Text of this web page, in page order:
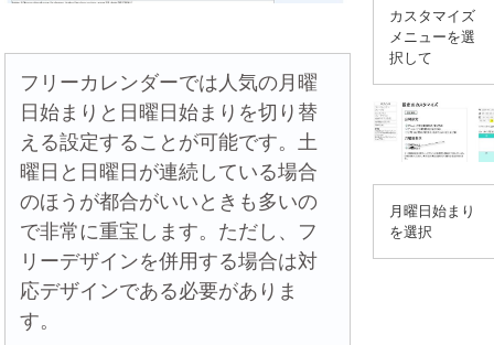
フリーカレンダーでは人気の月曜
日始まりと日曜日始まりを切り替
える設定することが可能です。土
曜日と日曜日が連続している場合
のほうが都合がいいときも多いの
で非常に重宝します。ただし、フ
リーデザインを併用する場合は対
応デザインである必要がありま
す。
カスタマイズ
メニューを選
択して
月曜日始まり
を選択